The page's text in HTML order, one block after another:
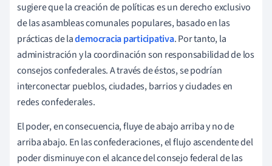
sugiere que la creación de políticas es un derecho exclusivo
de las asambleas comunales populares, basado en las
prácticas de lademocracia participativa. Por tanto, la
administración y la coordinación son responsabilidad de los
consejos confederales. A través de éstos, se podrían
interconectar pueblos, ciudades, barrios y ciudades en
redes confederales.
El poder, en consecuencia, fluye de abajo arriba y no de
arriba abajo. En las confederaciones, el flujo ascendente del
poder disminuye con el alcance del consejo federal de las